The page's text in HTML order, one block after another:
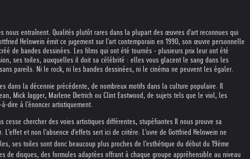
entraînent. Qualités plutôt rares dans la plupart des œuvres d'art reconnues qui
Helnwein émit ce jugement sur l'art contemporain en 1990, son œuvre personnelle
de bandes dessinées. Les films qui ont été tournés - plusieurs prix leur ont été
ses toiles, auxquelles il doit sa célébrité : elles vous glacent le sang dans les
pareils. Ni le rock, ni les bandes dessinées, ni le cinéma ne peuvent les égaler.
dans la décennie précédente, de nombreux motifs dans la culture populaire. Il
Mick Jagger, Marlene Dietrich ou Clint Eastwood, de sujets tels que le viol, les
dire à l'énoncer artistiquement.
chercher des voies artistiques différentes, stupéfiantes Il nous prouve sa
et non l'absence d'effets sert ici de critère. L'uvre de Gottfried Helnwein ne
ses toiles sont donc beaucoup plus proches de l'esthétique du début du 19ème
de disques, des formules adaptées offrant à chaque groupe appréhensible au niveau